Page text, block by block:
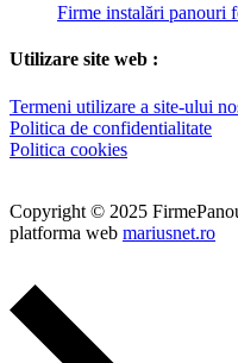
Firme instalări panouri
Utilizare site web :
Termeni utilizare a site-ului
Politica de confidentialitate
Politica cookies
Copyright © 2025
platforma web mariusnet.ro